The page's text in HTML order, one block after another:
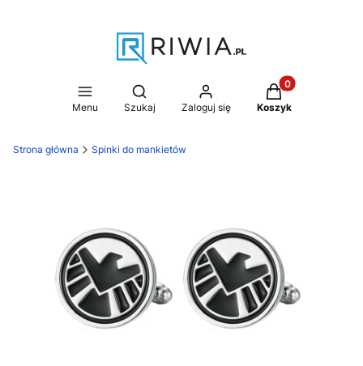
Menu
Otwórz wyszukiwarkę
Szukaj Zaloguj się
Produkty w
Koszyk
Strona główna Spinki do mankietów